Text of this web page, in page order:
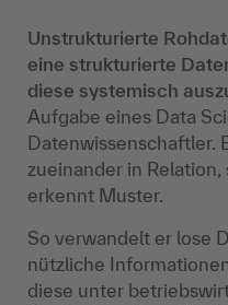
Unstrukturierte
eine strukturierte
diese systemisch
Aufgabe eines Data
Datenwissenschaftler.
zueinander in
erkennt Muster.
So verwandelt er lose
nützliche
diese unter